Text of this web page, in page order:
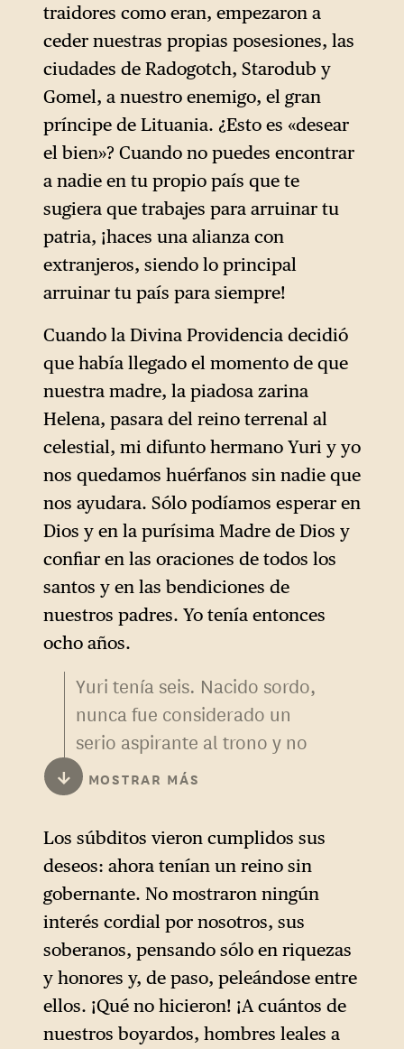
traidores como eran, empezaron a
ceder nuestras propias posesiones, las
ciudades de Radogotch, Starodub y
Gomel, a nuestro enemigo, el gran
príncipe de Lituania. ¿Esto es «desear
el bien»? Cuando no puedes encontrar
a nadie en tu propio país que te
sugiera que trabajes para arruinar tu
patria, ¡haces una alianza con
extranjeros, siendo lo principal
arruinar tu país para siempre!
Cuando la Divina Providencia decidió
que había llegado el momento de que
nuestra madre, la piadosa zarina
Helena, pasara del reino terrenal al
celestial, mi difunto hermano Yuri y yo
nos quedamos huérfanos sin nadie que
nos ayudara. Sólo podíamos esperar en
Dios y en la purísima Madre de Dios y
confiar en las oraciones de todos los
santos y en las bendiciones de
nuestros padres. Yo tenía entonces
ocho años.
Yuri tenía seis. Nacido sordo,
nunca fue considerado un
serio aspirante al trono y no
participó en la vida política de
Rusia. Murió en noviembre de
1563.
↓ MOSTRAR MÁS
Los súbditos vieron cumplidos sus
deseos: ahora tenían un reino sin
gobernante. No mostraron ningún
interés cordial por nosotros, sus
soberanos, pensando sólo en riquezas
y honores y, de paso, peleándose entre
ellos. ¡Qué no hicieron! ¡A cuántos de
nuestros boyardos, hombres leales a